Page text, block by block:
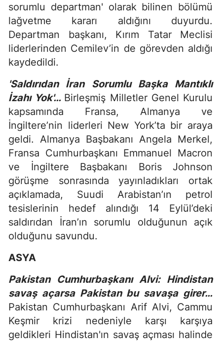
sorumlu departman' olarak bilinen bölümü
lağvetme kararı aldığını duyurdu.
Departman başkanı, Kırım Tatar Meclisi
liderlerinden Cemilev’in de görevden aldığı
kaydedildi.
'Saldırıdan İran Sorumlu Başka Mantıklı
İzahı Yok'… Birleşmiş Milletler Genel Kurulu
kapsamında Fransa, Almanya ve
İngiltere’nin liderleri New York’ta bir araya
geldi. Almanya Başbakanı Angela Merkel,
Fransa Cumhurbaşkanı Emmanuel Macron
ve İngiltere Başbakanı Boris Johnson
görüşme sonrasında yayınladıkları ortak
açıklamada, Suudi Arabistan’ın petrol
tesislerinin hedef alındığı 14 Eylül’deki
saldırıdan İran’ın sorumlu olduğunun açık
olduğunu savundu.
ASYA
Pakistan Cumhurbaşkanı Alvi: Hindistan
savaş açarsa Pakistan bu savaşa girer…
Pakistan Cumhurbaşkanı Arif Alvi, Cammu
Keşmir krizi nedeniyle karşı karşıya
geldikleri Hindistan'ın savaş açması halinde